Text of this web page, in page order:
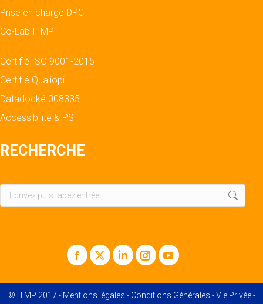
Prise en charge DPC
Co-Lab ITMP
Certifié ISO 9001-2015
Certifié Qualiopi
Datadocké 008335
Accessibilité & PSH
RECHERCHE
Recherche
:
Facebook
X LinkedInInstagramYouTube
© ITMP 2017 - Mentions légales - Conditions Générales -Vie Privée-